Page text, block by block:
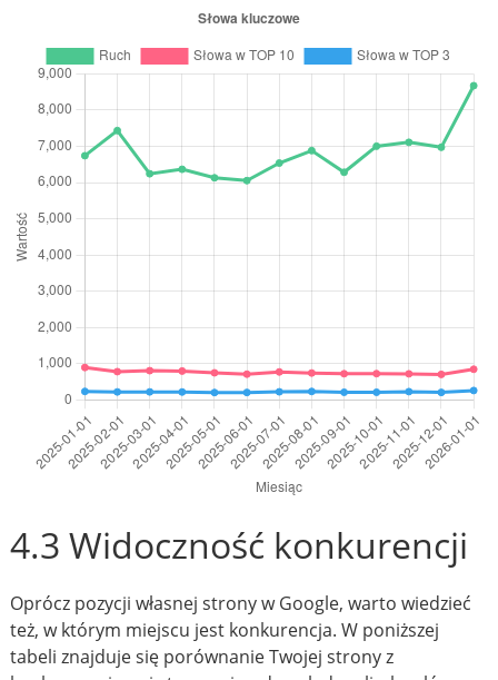
4.3 Widoczność konkurencji
Oprócz pozycji własnej strony w Google, warto wiedzieć
też, w którym miejscu jest konkurencja. W poniższej
tabeli znajduje się porównanie Twojej strony z